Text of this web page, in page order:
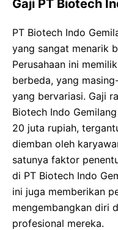
Gaji PT Biotech
PT Biotech Indo
yang sangat menarik
Perusahaan ini
berbeda, yang
yang bervariasi. Gaji
Biotech Indo
20 juta rupiah,
diemban oleh
satunya faktor
di PT Biotech Indo
ini juga memberikan
mengembangkan diri
profesional mereka.